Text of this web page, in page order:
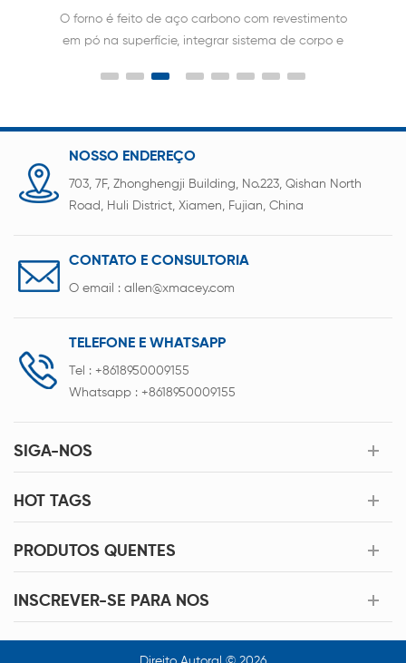
O forno é feito de aço carbono com revestimento
em pó na superfície, integrar sistema de corpo e
NOSSO ENDEREÇO
703, 7F, Zhonghengji Building, No.223, Qishan North
Road, Huli District, Xiamen, Fujian, China
CONTATO E CONSULTORIA
O email : allen@xmacey.com
TELEFONE E WHATSAPP
Tel : +8618950009155
Whatsapp : +8618950009155
SIGA-NOS
HOT TAGS
PRODUTOS QUENTES
INSCREVER-SE PARA NOS